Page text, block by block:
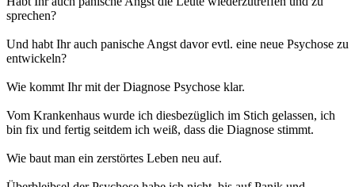
sprechen?
Und habt Ihr auch panische Angst davor evtl. eine neue Psychose zu
entwickeln?
Wie kommt Ihr mit der Diagnose Psychose klar.
Vom Krankenhaus wurde ich diesbezüglich im Stich gelassen, ich
bin fix und fertig seitdem ich weiß, dass die Diagnose stimmt.
Wie baut man ein zerstörtes Leben neu auf.